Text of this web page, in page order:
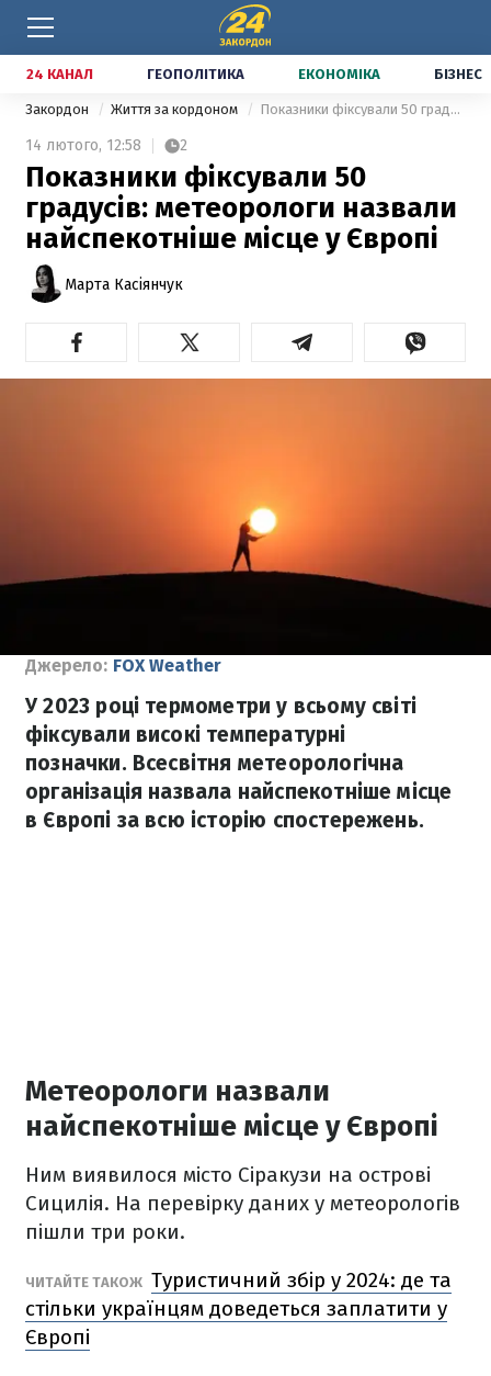
24 КАНАЛ ГЕОПОЛІТИКА ЕКОНОМІКА БІЗНЕС
Закордон Життя за кордоном Показники фіксували 50 градусів: метеорологи назвали найспекотніше місце у Європі
14 лютого, 12:58 2
Показники фіксували 50
градусів: метеорологи назвали
найспекотніше місце у Європі
Марта Касіянчук
Джерело: FOX Weather
У 2023 році термометри у всьому світі
фіксували високі температурні
позначки. Всесвітня метеорологічна
організація назвала найспекотніше місце
в Європі за всю історію спостережень.
Метеорологи назвали
найспекотніше місце у Європі
Ним виявилося місто Сіракузи на острові
Сицилія. На перевірку даних у метеорологів
пішли три роки.
ЧИТАЙТЕ ТАКОЖ Туристичний збір у 2024: де та
стільки українцям доведеться заплатити у
Європі